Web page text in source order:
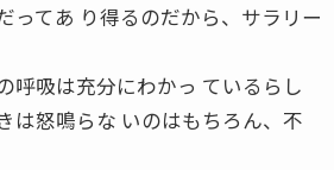
ってあ り得るのだから、サラリー
呼吸は充分にわかっ ているらし
は怒鳴らな いのはもちろん、不